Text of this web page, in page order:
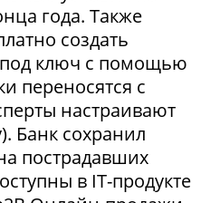
года. Также
создать
ключ с помощью
переносятся с
настраивают
Банк сохранил
пострадавших
в IT-продукте